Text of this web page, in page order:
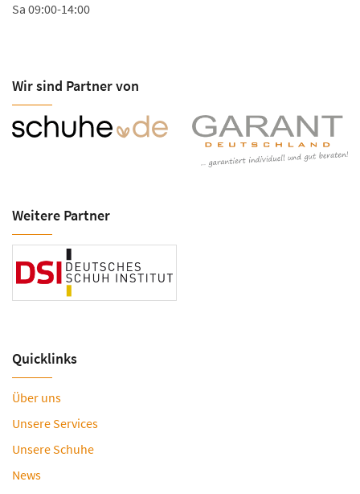
Sa 09:00-14:00
Wir sind Partner von
Weitere Partner
Quicklinks
Über uns
Unsere Services
Unsere Schuhe
News